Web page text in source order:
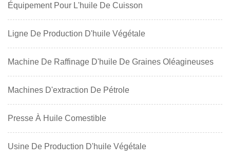
Équipement Pour L'huile De Cuisson
Ligne De Production D'huile Végétale
Machine De Raffinage D'huile De Graines Oléagineuses
Machines D'extraction De Pétrole
Presse À Huile Comestible
Usine De Production D'huile Végétale